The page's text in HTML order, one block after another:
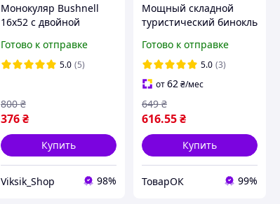
Монокуляр Bushnell
16x52 с двойной
Готово к отправке
5.0 (5)
376 ₴
800 ₴
Купить
Viksik_Shop 98%
Мощный складной
туристический бинокль
водонепроницаемый
для наблюдения охоты,
рыбалки и туризма
Готово к отправке
5.0 (3)
от62₴/мес
616.55₴
649 ₴
Купить
ТоварОК 99%